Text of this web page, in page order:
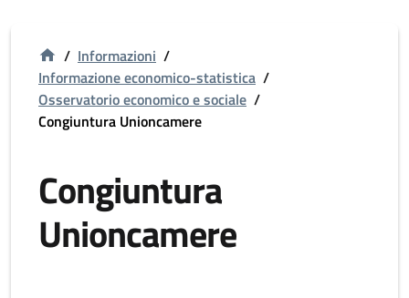
/ Informazioni /
Informazione economico-statistica /
Osservatorio economico e sociale /
Congiuntura Unioncamere
Congiuntura
Unioncamere